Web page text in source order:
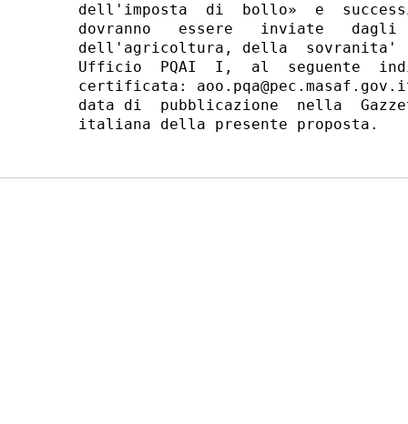
dell'imposta  di  bollo»  e
dovranno   essere   inviate
dell'agricoltura, della  sovranita'
Ufficio  PQAI  I,  al  seguente
certificata:
data di  pubblicazione  nella